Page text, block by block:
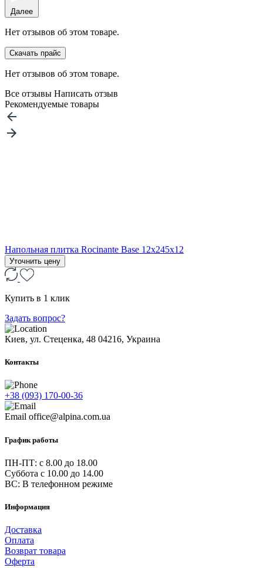
Далее
Нет отзывов об этом товаре.
Скачать прайс
Нет отзывов об этом товаре.
Все отзывы Написать отзыв
Рекомендуемые товары
Напольная плитка Rocinante Base 12x245x12
Уточнить цену
Купить в 1 клик
Задать вопрос?
Киев, ул. Стеценка, 48 04216, Украина
Контакты
+38 (093) 170-00-36
Email office@alpina.com.ua
График работы
ПН-ПТ: c 8.00 до 18.00
Суббота с 10.00 до 14.00
ВС: В телефонном режиме
Информация
Доставка
Оплата
Возврат товара
Оферта